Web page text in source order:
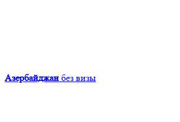
Азербайджан без визы